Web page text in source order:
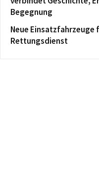
Begegnung
Neue Einsatzfahrzeuge
Rettungsdienst